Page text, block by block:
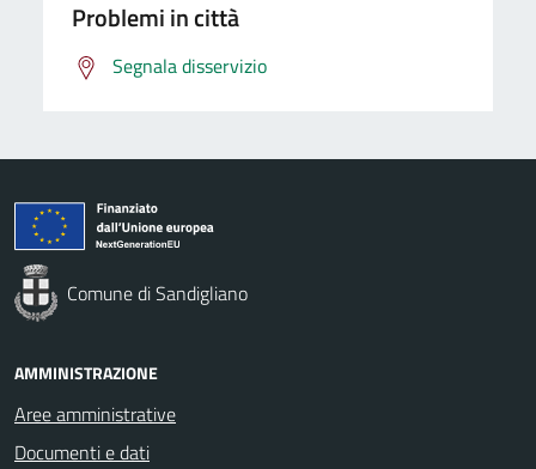
Problemi in città
Segnala disservizio
Comune di Sandigliano
AMMINISTRAZIONE
Aree amministrative
Documenti e dati